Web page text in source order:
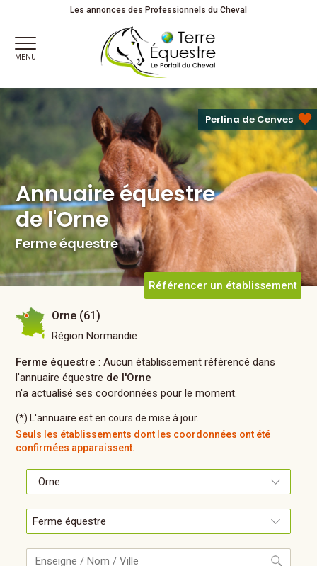
Annuaire équestre
Ferme équestre
Les annonces des Professionnels du Cheval
MENU
Annuaire équestre
de l'Orne
Ferme équestre
Perlina de Cenves
Référencer un établissement
Orne (61)
Région Normandie
Ferme équestre : Aucun établissement référencé dans
l'annuaire équestre de l'Orne
n'a actualisé ses coordonnées pour le moment.
(*) L'annuaire est en cours de mise à jour.
Seuls les établissements dont les coordonnées ont été
confirmées apparaissent.